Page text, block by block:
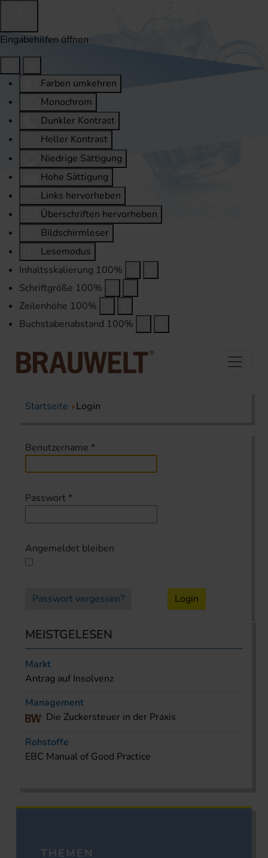
Eingabehilfen öffnen
Farben umkehren
Monochrom
Dunkler Kontrast
Heller Kontrast
Niedrige Sättigung
Hohe Sättigung
Links hervorheben
Überschriften hervorheben
Bildschirmleser
Lesemodus
Inhaltsskalierung 100%
Schriftgröße 100%
Zeilenhöhe 100%
Buchstabenabstand 100%
Startseite Login
Benutzername *
Passwort *
Angemeldet bleiben
Passwort vergessen? Login
MEISTGELESEN
Markt
Antrag auf Insolvenz
Management
Die Zuckersteuer in der Praxis
Rohstoffe
EBC Manual of Good Practice
THEMEN